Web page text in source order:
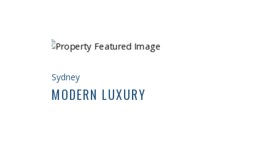
Sydney
MODERN LUXURY